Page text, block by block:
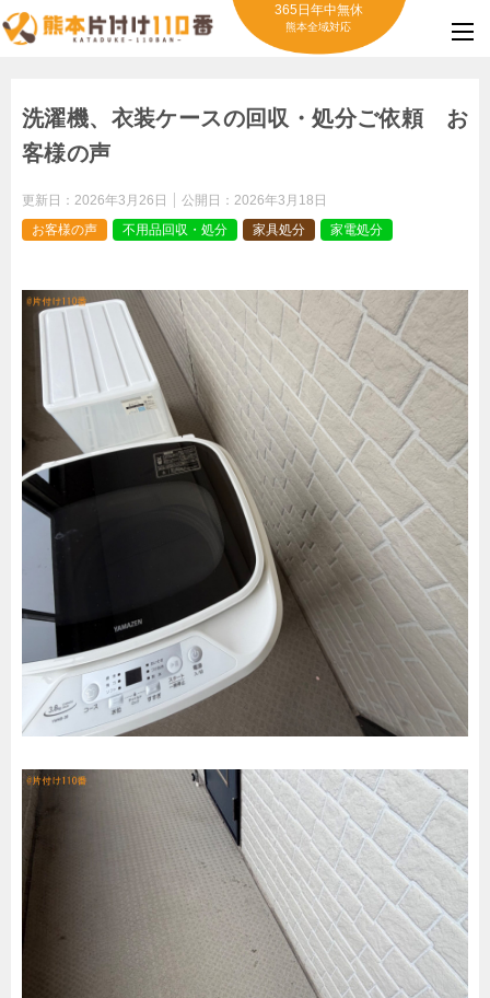
365日年中無休
熊本全域対応
洗濯機、衣装ケースの回収・処分ご依頼 お
客様の声
更新日： 2026年3月26日 公開日： 2026年3月18日
お客様の声
不用品回収・処分 家具処分 家電処分